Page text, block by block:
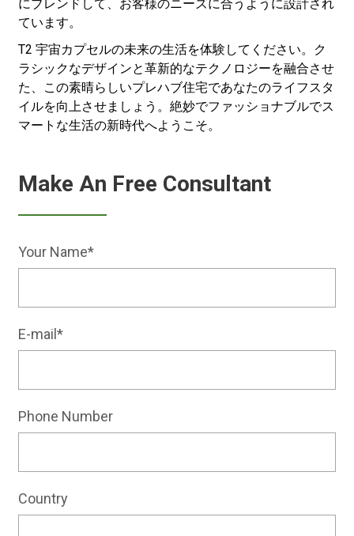
にブレンドして、お客様のニーズに合うように設計され
ています。
T2 宇宙カプセルの未来の生活を体験してください。ク
ラシックなデザインと革新的なテクノロジーを融合させ
た、この素晴らしいプレハブ住宅であなたのライフスタ
イルを向上させましょう。絶妙でファッショナブルでス
マートな生活の新時代へようこそ。
Make An Free Consultant
Your Name*
E-mail*
Phone Number
Country